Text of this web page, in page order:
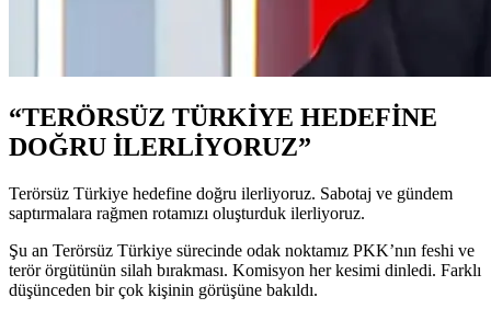
“TERÖRSÜZ TÜRKİYE HEDEFİNE
DOĞRU İLERLİYORUZ”
Terörsüz Türkiye hedefine doğru ilerliyoruz. Sabotaj ve gündem
saptırmalara rağmen rotamızı oluşturduk ilerliyoruz.
Şu an Terörsüz Türkiye sürecinde odak noktamız PKK’nın feshi ve
terör örgütünün silah bırakması. Komisyon her kesimi dinledi. Farklı
düşünceden bir çok kişinin görüşüne bakıldı.